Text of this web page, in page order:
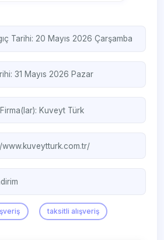
Tarihi: 20 Mayıs 2026 Çarşamba
31 Mayıs 2026 Pazar
Kuveyt Türk
www.kuveytturk.com.tr/
taksitli alışveriş